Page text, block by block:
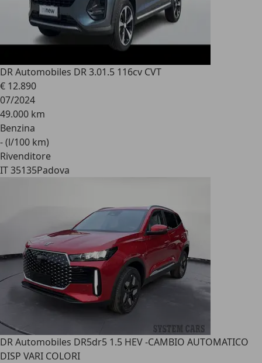
DR Automobiles DR 3.01.5 116cv CVT
€ 12.890
07/2024
49.000 km
Benzina
- (l/100 km)
Rivenditore
IT 35135Padova
DR Automobiles DR5dr5 1.5 HEV -CAMBIO AUTOMATICO
DISP VARI COLORI